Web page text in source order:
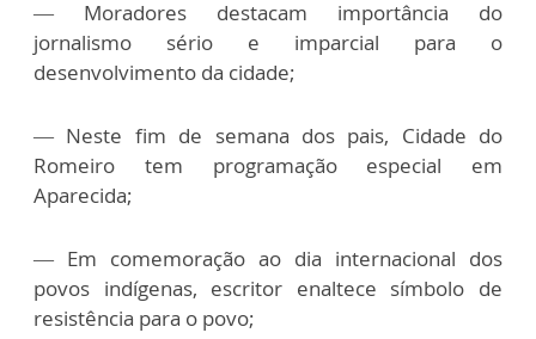
— Moradores destacam importância do
jornalismo sério e imparcial para o
desenvolvimento da cidade;
— Neste fim de semana dos pais, Cidade do
Romeiro tem programação especial em
Aparecida;
— Em comemoração ao dia internacional dos
povos indígenas, escritor enaltece símbolo de
resistência para o povo;